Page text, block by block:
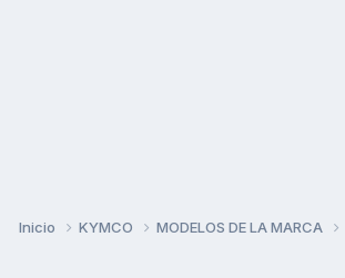
Inicio KYMCO MODELOS DE LA MARCA